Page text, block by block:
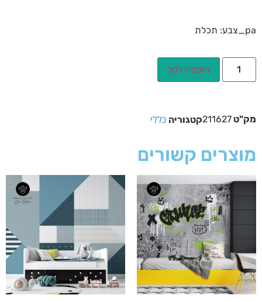
pa_צבע: תכלת
הוספה לסל
מק"ט 211627קטגוריה כללי
מוצרים קשורים